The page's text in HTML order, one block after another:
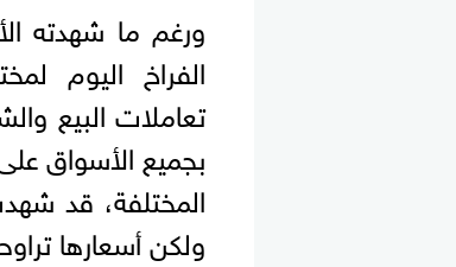
ورغم ما شهدته
الفراخ اليوم
تعاملات البيع
بجميع الأسواق
المختلفة، قد
ولكن أسعارها تراوحت